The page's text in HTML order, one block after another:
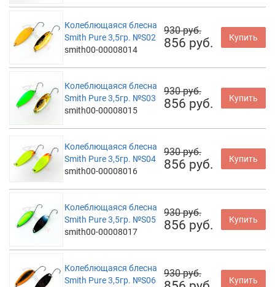
Колеблющаяся блесна
Smith Pure 3,5гр. №S02
smith00-00008014
930 руб.
856 руб. Купить
Колеблющаяся блесна
Smith Pure 3,5гр. №S03
smith00-00008015
930 руб.
856 руб. Купить
Колеблющаяся блесна
Smith Pure 3,5гр. №S04
smith00-00008016
930 руб.
856 руб. Купить
Колеблющаяся блесна
Smith Pure 3,5гр. №S05
smith00-00008017
930 руб.
856 руб. Купить
Колеблющаяся блесна
Smith Pure 3,5гр. №S06
930 руб.
Купить